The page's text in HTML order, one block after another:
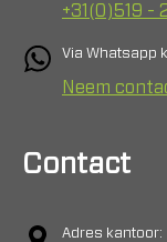
+31(0)519 -
Via Whatsapp
Neem
Contact
Adres kantoor: